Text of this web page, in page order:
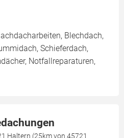
Blechdach,
Schieferdach,
Notfallreparaturen,
Haltern (25km von 45721